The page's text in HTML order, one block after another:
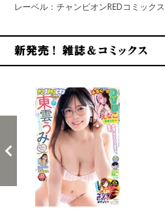
レーベル：チャンピオンREDコミックス